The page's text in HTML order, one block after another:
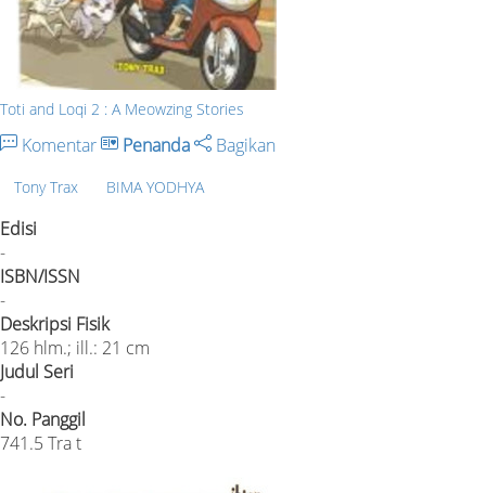
Toti and Loqi 2 : A Meowzing Stories
Komentar Penanda Bagikan
Tony Trax BIMA YODHYA
Edisi
-
ISBN/ISSN
-
Deskripsi Fisik
126 hlm.; ill.: 21 cm
Judul Seri
-
No. Panggil
741.5 Tra t